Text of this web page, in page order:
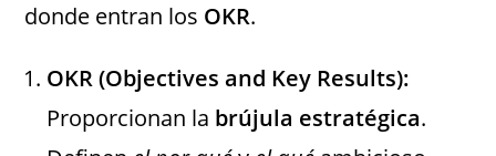
donde entran los OKR.
OKR (Objectives and Key Results):
Proporcionan la brújula estratégica.